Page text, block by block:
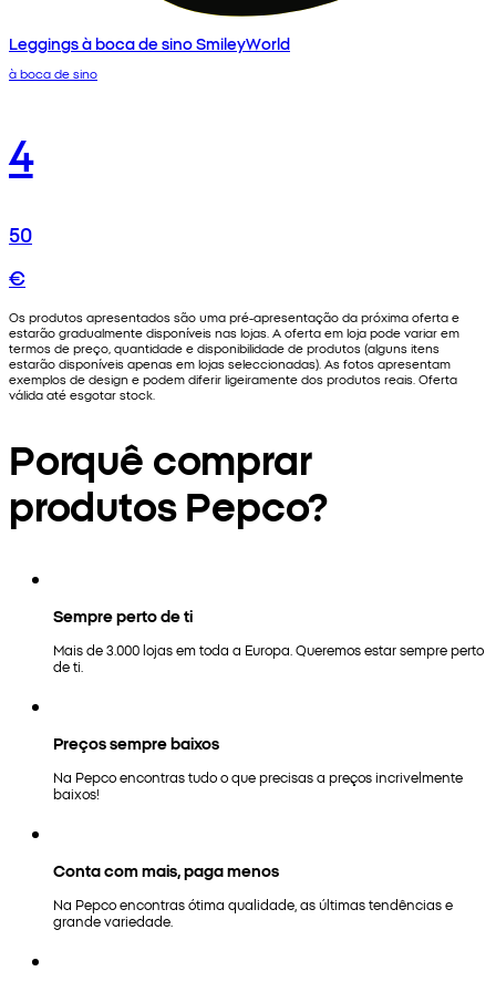
Leggings à boca de sino SmileyWorld
à boca de sino
4
50
€
Os produtos apresentados são uma pré-apresentação da próxima oferta e
estarão gradualmente disponíveis nas lojas. A oferta em loja pode variar em
termos de preço, quantidade e disponibilidade de produtos (alguns itens
estarão disponíveis apenas em lojas seleccionadas). As fotos apresentam
exemplos de design e podem diferir ligeiramente dos produtos reais. Oferta
válida até esgotar stock.
Porquê comprar
produtos Pepco?
Sempre perto de ti
Mais de 3.000 lojas em toda a Europa. Queremos estar sempre perto
de ti.
Preços sempre baixos
Na Pepco encontras tudo o que precisas a preços incrivelmente
baixos!
Conta com mais, paga menos
Na Pepco encontras ótima qualidade, as últimas tendências e
grande variedade.